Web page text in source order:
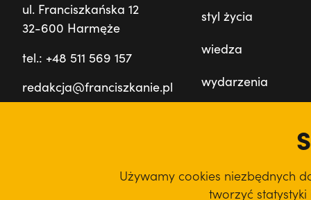
ul. Franciszkańska 12
32-600 Harmęże
tel.: +48 511 569 157
redakcja@franciszkanie.pl
styl życia
wiedza
wydarzenia
podcast
Używamy cookies niezbędnych
tworzyć